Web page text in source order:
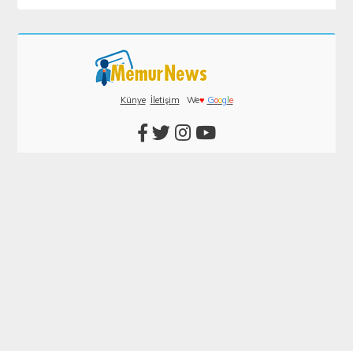
Künye İletişim We♥ Goog e